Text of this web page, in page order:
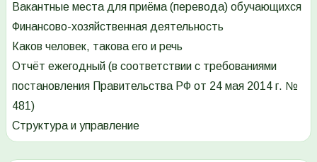
Вакантные места для приёма (перевода) обучающихся
Финансово-хозяйственная деятельность
Каков человек, такова его и речь
Отчёт ежегодный (в соответствии с требованиями
постановления Правительства РФ от 24 мая 2014 г. №
481)
Структура и управление